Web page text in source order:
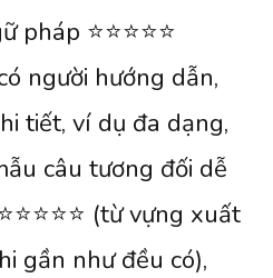
⭐️⭐️⭐️⭐️⭐️
người hướng dẫn,
tiết, ví dụ đa dạng,
câu tương đối dễ
(từ vựng xuất
gần như đều có),